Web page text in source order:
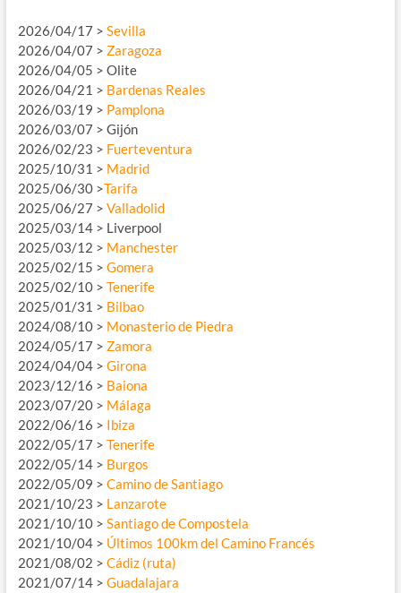
2026/04/17 > Sevilla
2026/04/07 > Zaragoza
2026/04/05 > Olite
2026/04/21 > Bardenas Reales
2026/03/19 > Pamplona
2026/03/07 > Gijón
2026/02/23 > Fuerteventura
2025/10/31 > Madrid
2025/06/30 >Tarifa
2025/06/27 > Valladolid
2025/03/14 > Liverpool
2025/03/12 > Manchester
2025/02/15 > Gomera
2025/02/10 > Tenerife
2025/01/31 > Bilbao
2024/08/10 > Monasterio de Piedra
2024/05/17 > Zamora
2024/04/04 > Girona
2023/12/16 > Baiona
2023/07/20 > Málaga
2022/06/16 > Ibiza
2022/05/17 > Tenerife
2022/05/14 > Burgos
2022/05/09 > Camino de Santiago
2021/10/23 > Lanzarote
2021/10/10 > Santiago de Compostela
2021/10/04 > Últimos 100km del Camino Francés
2021/08/02 > Cádiz (ruta)
2021/07/14 > Guadalajara